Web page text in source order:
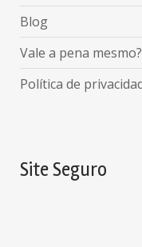
Blog
Vale a pena mesmo?
Política de
Site Seguro